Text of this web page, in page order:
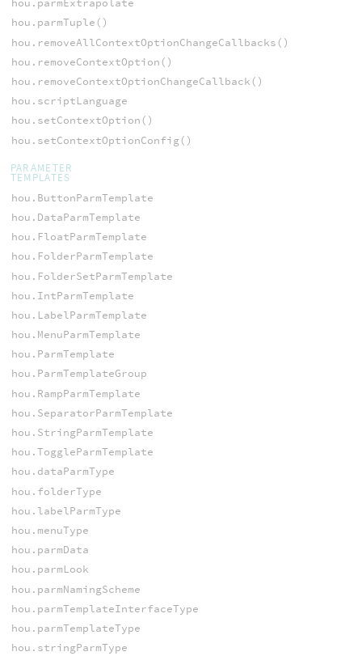
hou.parmExtrapolate
hou.parmTuple()
hou.removeAllContextOptionChangeCallbacks()
hou.removeContextOption()
hou.removeContextOptionChangeCallback()
hou.scriptLanguage
hou.setContextOption()
hou.setContextOptionConfig()
PARAMETER
TEMPLATES
hou.ButtonParmTemplate
hou.DataParmTemplate
hou.FloatParmTemplate
hou.FolderParmTemplate
hou.FolderSetParmTemplate
hou.IntParmTemplate
hou.LabelParmTemplate
hou.MenuParmTemplate
hou.ParmTemplate
hou.ParmTemplateGroup
hou.RampParmTemplate
hou.SeparatorParmTemplate
hou.StringParmTemplate
hou.ToggleParmTemplate
hou.dataParmType
hou.folderType
hou.labelParmType
hou.menuType
hou.parmData
hou.parmLook
hou.parmNamingScheme
hou.parmTemplateInterfaceType
hou.parmTemplateType
hou.stringParmType